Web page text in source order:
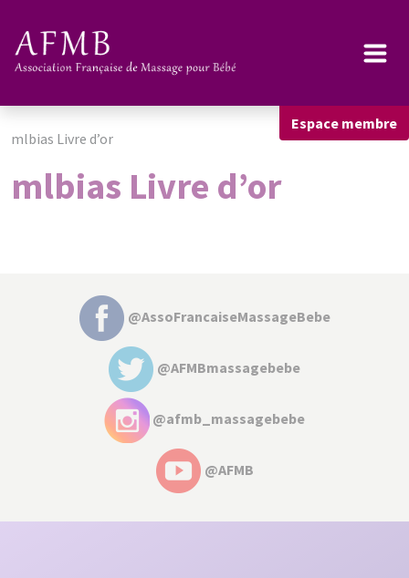
Espace membre
mlbias Livre d’or
mlbias Livre d’or
@AssoFrancaiseMassageBebe
@AFMBmassagebebe
@afmb_massagebebe
@AFMB